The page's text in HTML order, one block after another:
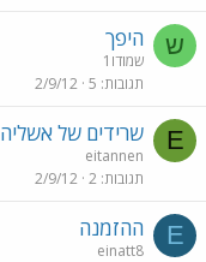
ש היפך
שמודו1
תגובות 5
2/9/12
E שרידים של אשליה
eitannen
תגובות 2
2/9/12
E ההזמנה
einatt8